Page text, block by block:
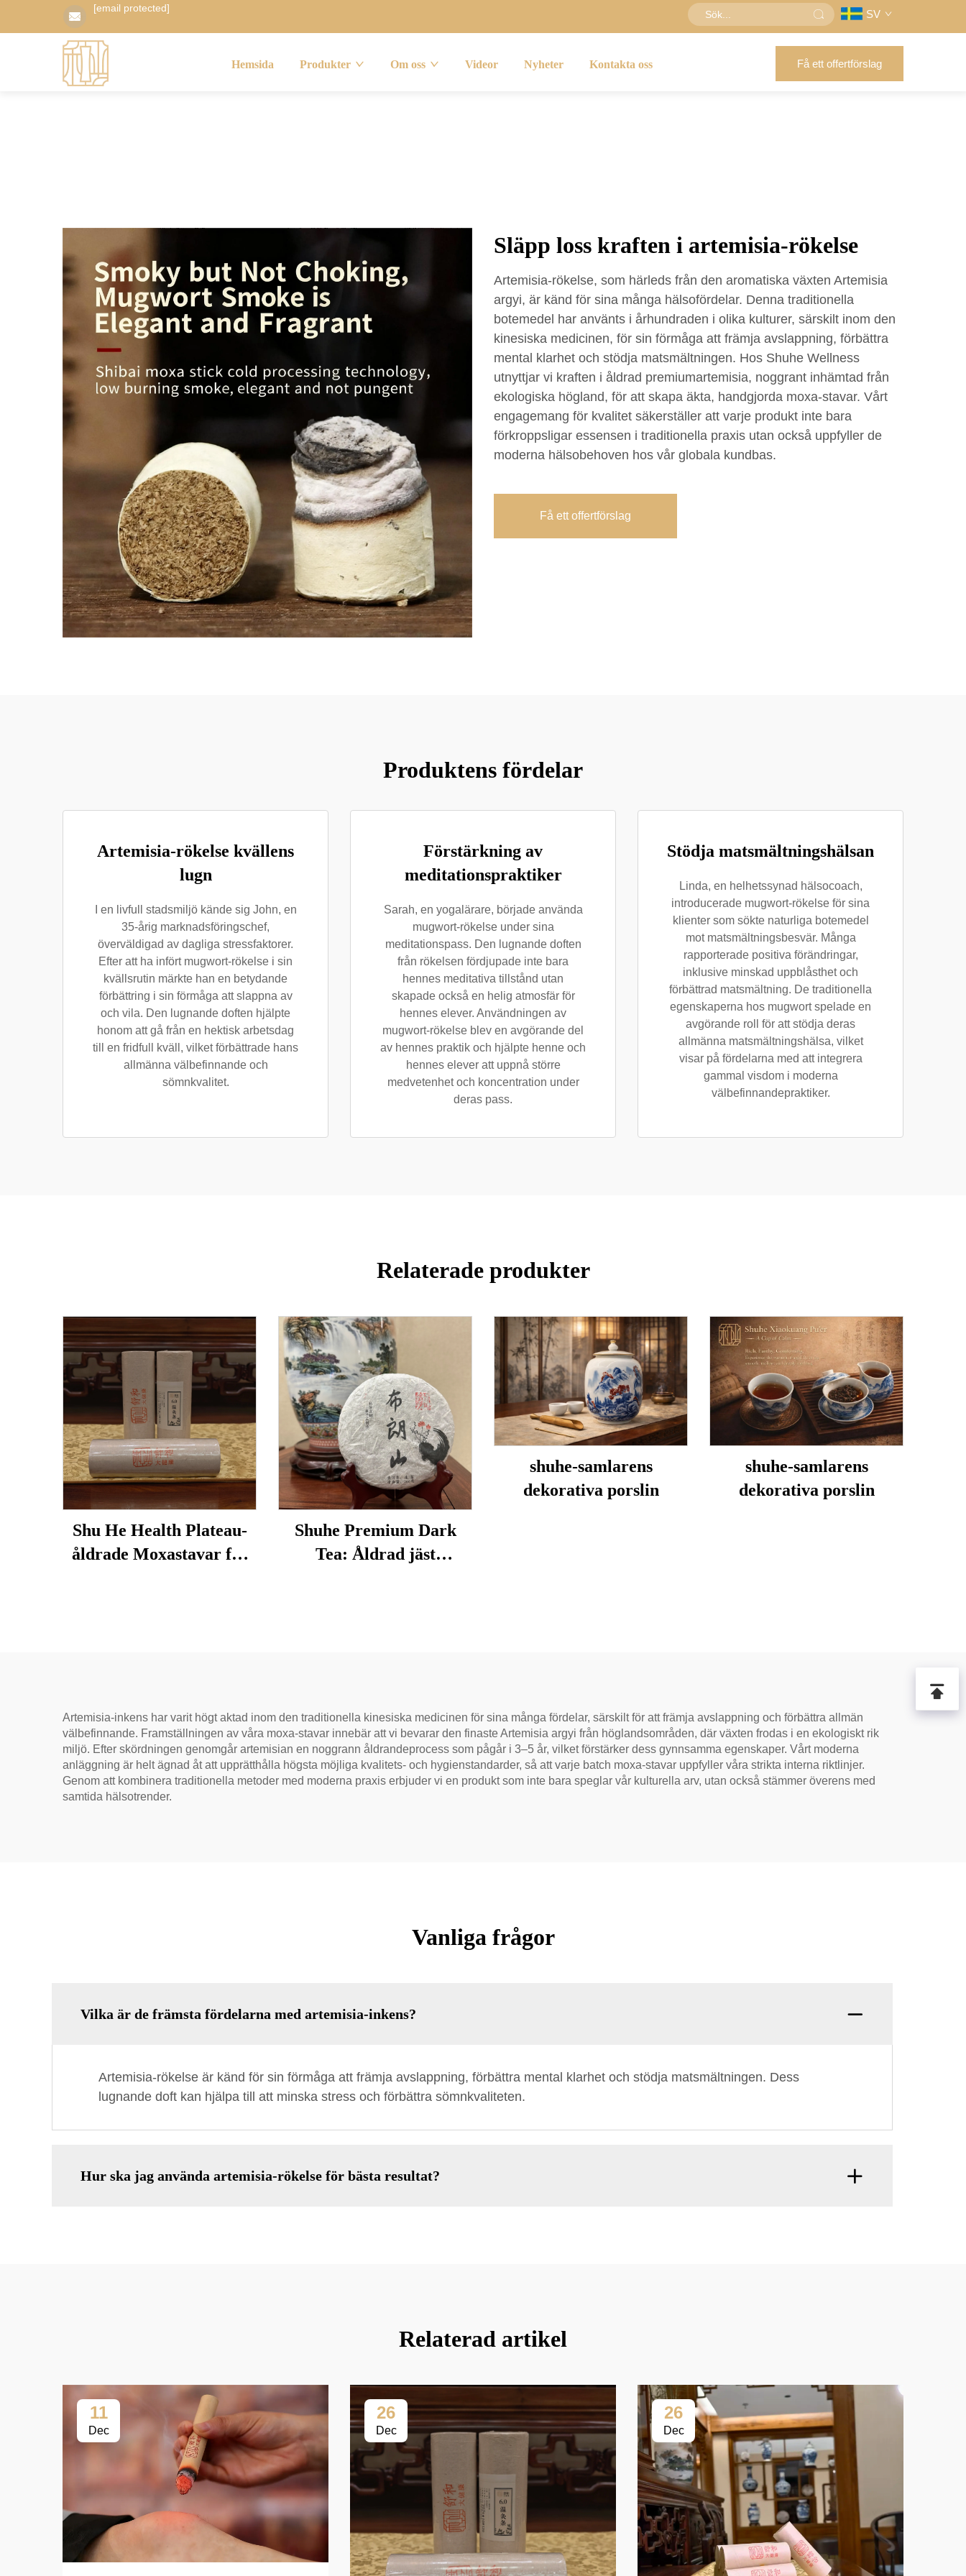
[email protected] SV
Hemsida Produkter Om oss Videor Nyheter Kontakta oss Få ett offertförslag
Släpp loss kraften i artemisia-rökelse
Artemisia-rökelse, som härleds från den aromatiska växten Artemisia
argyi, är känd för sina många hälsofördelar. Denna traditionella
botemedel har använts i århundraden i olika kulturer, särskilt inom den
kinesiska medicinen, för sin förmåga att främja avslappning, förbättra
mental klarhet och stödja matsmältningen. Hos Shuhe Wellness
utnyttjar vi kraften i åldrad premiumartemisia, noggrant inhämtad från
ekologiska högland, för att skapa äkta, handgjorda moxa-stavar. Vårt
engagemang för kvalitet säkerställer att varje produkt inte bara
förkroppsligar essensen i traditionella praxis utan också uppfyller de
moderna hälsobehoven hos vår globala kundbas.
Få ett offertförslag
Produktens fördelar
Artemisia-rökelse kvällens
lugn
I en livfull stadsmiljö kände sig John, en
35-årig marknadsföringschef,
överväldigad av dagliga stressfaktorer.
Efter att ha infört mugwort-rökelse i sin
kvällsrutin märkte han en betydande
förbättring i sin förmåga att slappna av
och vila. Den lugnande doften hjälpte
honom att gå från en hektisk arbetsdag
till en fridfull kväll, vilket förbättrade hans
allmänna välbefinnande och
sömnkvalitet.
Förstärkning av
meditationspraktiker
Sarah, en yogalärare, började använda
mugwort-rökelse under sina
meditationspass. Den lugnande doften
från rökelsen fördjupade inte bara
hennes meditativa tillstånd utan
skapade också en helig atmosfär för
hennes elever. Användningen av
mugwort-rökelse blev en avgörande del
av hennes praktik och hjälpte henne och
hennes elever att uppnå större
medvetenhet och koncentration under
deras pass.
Stödja matsmältningshälsan
Linda, en helhetssynad hälsocoach,
introducerade mugwort-rökelse för sina
klienter som sökte naturliga botemedel
mot matsmältningsbesvär. Många
rapporterade positiva förändringar,
inklusive minskad uppblåsthet och
förbättrad matsmältning. De traditionella
egenskaperna hos mugwort spelade en
avgörande roll för att stödja deras
allmänna matsmältningshälsa, vilket
visar på fördelarna med att integrera
gammal visdom i moderna
välbefinnandepraktiker.
Relaterade produkter
Shu He Health Plateau-
åldrade Moxastavar för
Shuhe Premium Dark
Tea: Åldrad jäst
shuhe-samlarens
dekorativa porslin
shuhe-samlarens
dekorativa porslin
Artemisia-inkens har varit högt aktad inom den traditionella kinesiska medicinen för sina många fördelar, särskilt för att främja avslappning och förbättra allmän
välbefinnande. Framställningen av våra moxa-stavar innebär att vi bevarar den finaste Artemisia argyi från höglandsområden, där växten frodas i en ekologiskt rik
miljö. Efter skördningen genomgår artemisian en noggrann åldrandeprocess som pågår i 3–5 år, vilket förstärker dess gynnsamma egenskaper. Vårt moderna
anläggning är helt ägnad åt att upprätthålla högsta möjliga kvalitets- och hygienstandarder, så att varje batch moxa-stavar uppfyller våra strikta interna riktlinjer.
Genom att kombinera traditionella metoder med moderna praxis erbjuder vi en produkt som inte bara speglar vår kulturella arv, utan också stämmer överens med
samtida hälsotrender.
Vanliga frågor
Vilka är de främsta fördelarna med artemisia-inkens?
Artemisia-rökelse är känd för sin förmåga att främja avslappning, förbättra mental klarhet och stödja matsmältningen. Dess
lugnande doft kan hjälpa till att minska stress och förbättra sömnkvaliteten.
Hur ska jag använda artemisia-rökelse för bästa resultat?
Relaterad artikel
11
Dec
26
Dec
26
Dec